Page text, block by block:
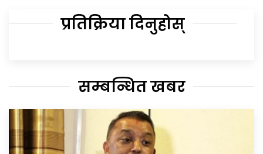
प्रतिक्रिया दिनुहोस्
सम्बन्धित खबर